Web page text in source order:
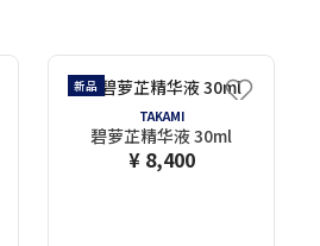
新品
TAKAMI
碧萝芷精华液 30ml
¥ 8,400